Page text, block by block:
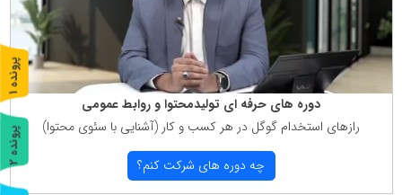
دوره های حرفه ای تولیدمحتوا و روابط عمومی
رازهای استخدام گوگل در هر كسب و كار (آشنایی با سئوی محتوا)
چه دوره های شركت كنم؟
پ
ر
و
ن
د
ه
1
پ
ر
و
ن
د
ه
2